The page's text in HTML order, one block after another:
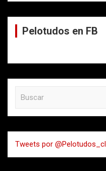
Pelotudos en FB
a
r
Tweets por @Pelotudos_cl